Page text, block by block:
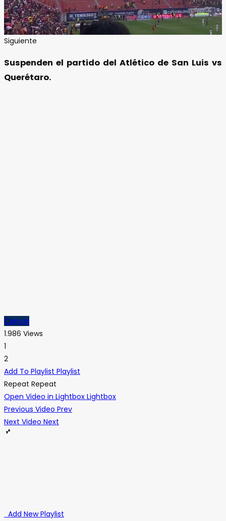
Siguiente
Suspenden el partido del Atlético de San Luis vs
Querétaro.
Cancel
1.986 Views
1
2
Add To Playlist Playlist
Repeat Repeat
Open Video in Lightbox Lightbox
Previous Video Prev
Next Video Next
Add New Playlist